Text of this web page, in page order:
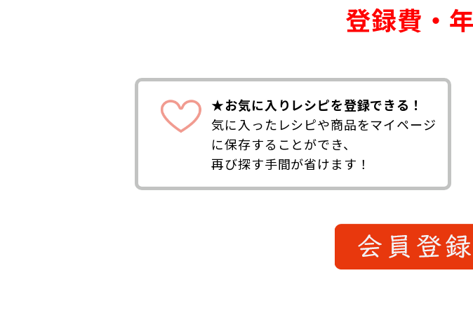
登録費・
★お気に入りレシピを登録できる！
気に入ったレシピや商品をマイページ
に保存することができ、
再び探す手間が省けます！